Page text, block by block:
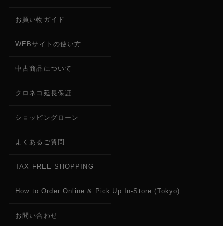
お買い物ガイド
WEBサイトの使い方
中古商品について
クロネコ延長保証
ショッピングローン
よくあるご質問
TAX-FREE SHOPPING
How to Order Online & Pick Up In-Store (Tokyo)
お問い合わせ